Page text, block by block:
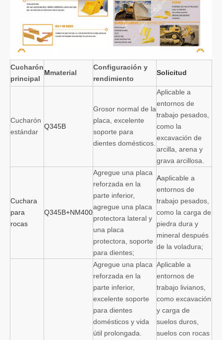
Cucharón
principal
Mmaterial
Configuración y
rendimiento
Solicitud
Cucharón
estándar
Q345B
Grosor normal de la
placa, excelente
soporte para
dientes domésticos.
Aplicable a
entornos de
trabajo pesados,
como la
excavación de
arcilla, arena y
grava arcillosa.
Cuchara
para
rocas
Q345B+NM400
Agregue una placa
reforzada en la
parte inferior,
agregue una placa
protectora lateral y
una placa
protectora, soporte
para dientes;
Aaplicable a
entornos de
trabajo pesados,
como la carga de
piedra dura y
mineral después
de la voladura;
Agregue una placa
reforzada en la
parte inferior,
excelente soporte
para dientes
domésticos y vida
útil prolongada.
Aplicable a
entornos de
trabajo livianos,
como excavación
y carga de
suelos duros,
suelos con rocas